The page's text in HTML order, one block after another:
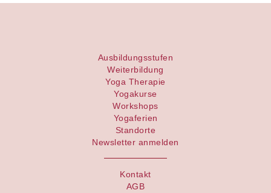
Ausbildungsstufen
Weiterbildung
Yoga Therapie
Yogakurse
Workshops
Yogaferien
Standorte
Newsletter anmelden
Kontakt
AGB